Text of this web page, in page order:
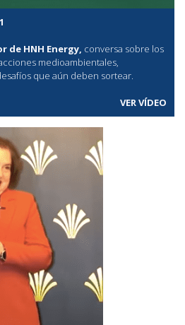
de HNH Energy, conversa sobre los
medioambientales,
que aún deben sortear.
VER VÍDEO